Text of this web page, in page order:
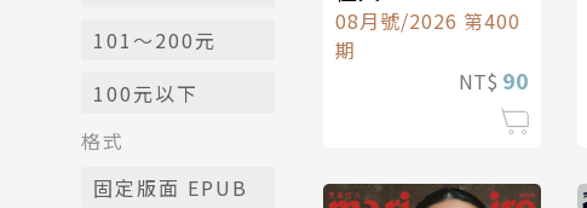
101～200元
100元以下
格式
固定版面 EPUB
08月號/2026 第400
期
NT$ 90